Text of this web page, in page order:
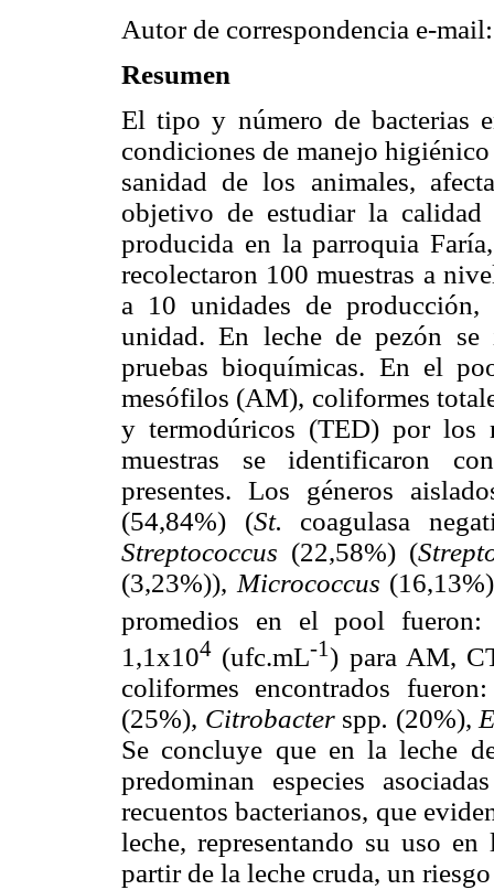
Autor de correspondencia e-
Resumen
El tipo y número de bacterias
condiciones de manejo
sanidad de los animales,
objetivo de estudiar la calidad
producida en la parroquia
recolectaron 100 muestras a
a 10 unidades de
unidad. En leche de pezón se
pruebas bioquímicas. En el
mesófilos (AM), coliformes
y termodúricos (TED) por los
muestras se identificaron
presentes. Los géneros
(54,84%) (St. coagulasa
Streptococcus (22,58%) (
(3,23%)),Micrococcus (16,13%)
promedios en el pool fueron:
1,1x104 (ufc.mL-1) para AM,
coliformes encontrados
(25%), Citrobacter spp. (20%),
Se concluye que en la leche
predominan especies
recuentos bacterianos, que
leche, representando su uso
partir de la leche cruda, un